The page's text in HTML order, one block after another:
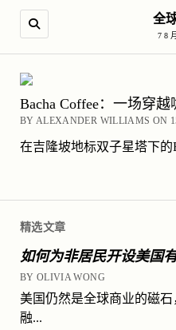
全
7 8
精选文章
如何为非居民开设美国
BY OLIVIA WONG
美国仍然是全球商业的磁
融...
Bacha Coffee：一场穿
BY ALEXANDER WILLIAMS ON
在吉隆坡地标双子星塔下的